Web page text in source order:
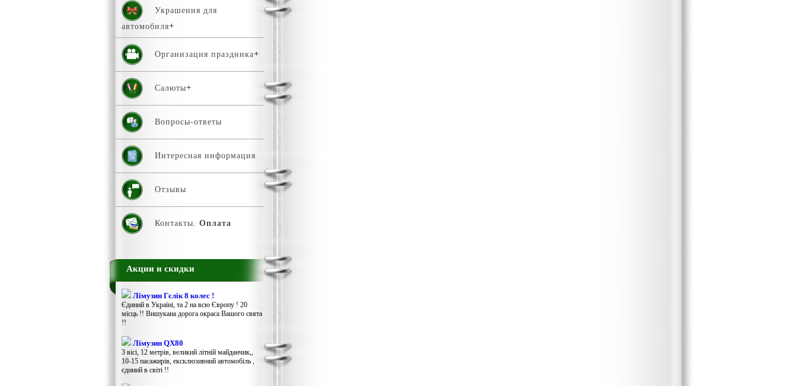
Украшения для
автомобиля
Организация праздника
Салюты
Вопросы-ответы
Интересная информация
Отзывы
Контакты. Оплата
Акции и скидки
Лімузин Гєлік 8 колес !
Єдиний в Україні, та 2 на всю Європу ! 20
місць !! Вишукана дорога окраса Вашого свята
!!
Лімузин QX80
3 вісі, 12 метрів, великий літній майданчик,,
10-15 пасажирів, ексклюзивний автомобіль ,
єдиний в світі !!